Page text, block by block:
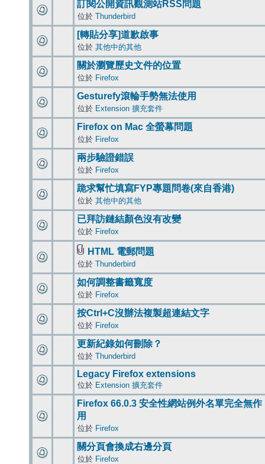
訂閱公開資訊觀測站RSS問題
位於 Thunderbird
[轉貼分享]道歉啟事
位於 其他中的其他
關於瀏覽歷史文件的位置
位於 Firefox
Gesturefy滾輪手勢無法使用
位於 Extension 擴充套件
Firefox on Mac 全螢幕問題
位於 Firefox
兩步驗證錯誤
位於 Firefox
跪求幫忙填寫FYP專題問卷(來自香港)
位於 其他中的其他
已拜訪鏈結顏色沒有改變
位於 Firefox
HTML 電郵問題
位於 Thunderbird
如何調整書籤寬度
位於 Firefox
按Ctrl+C沒辦法複製超連結文字
位於 Firefox
更新紀錄如何刪除？
位於 Thunderbird
Legacy Firefox extensions
位於 Extension 擴充套件
Firefox 66.0.3 安全性網站例外名單完全無作
用
位於 Firefox
關分頁會換成右邊分頁
位於 Firefox